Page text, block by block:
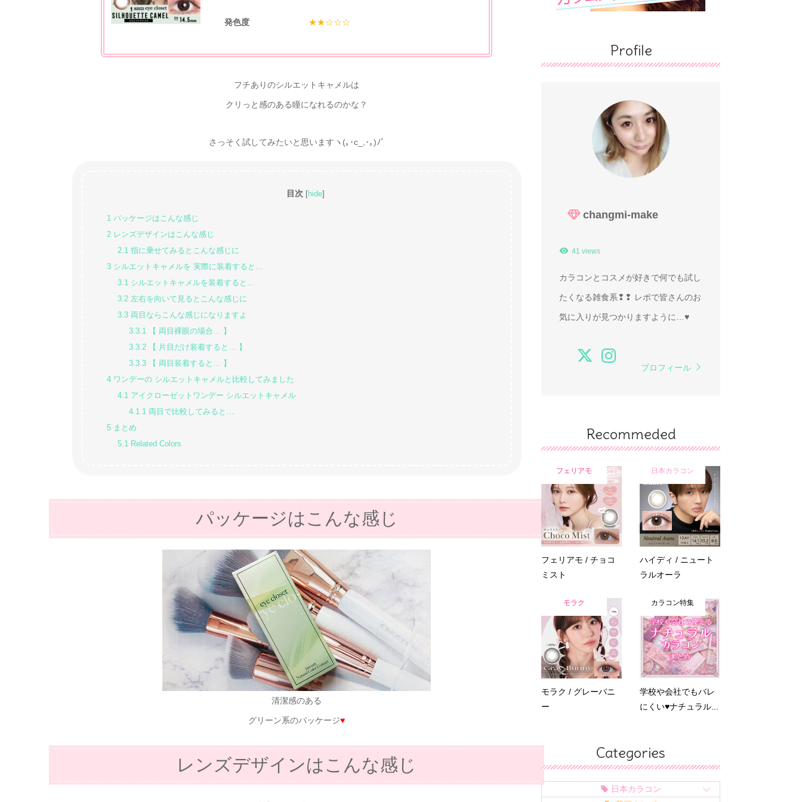
発色度 ★★☆☆☆
フチありのシルエットキャメルは
クリっと感のある瞳になれるのかな？
さっそく試してみたいと思いますヽ(｡･c_,･｡)ﾉﾞ
目次 [hide]
1パッケージはこんな感じ
2レンズデザインはこんな感じ
2.1 指に乗せてみるとこんな感じに
3シルエットキャメルを 実際に装着すると…
3.1 シルエットキャメルを装着すると…
3.2 左右を向いて見るとこんな感じに
3.3 両目ならこんな感じになりますよ
3.3.1 【 両目裸眼の場合… 】
3.3.2 【 片目だけ装着すると… 】
3.3.3 【 両目装着すると… 】
4ワンデーの シルエットキャメルと比較してみました
4.1 アイクローゼットワンデー シルエットキャメル
4.1.1 両目で比較してみると…
5まとめ
5.1 Related Colors
パッケージはこんな感じ
清潔感のある
グリーン系のパッケージ♥
レンズデザインはこんな感じ
Profile
changmi-make
41 views
カラコンとコスメが好きで何でも試し
たくなる雑食系❢❢ レポで皆さんのお
気に入りが見つかりますように…♥
プロフィール
Recommeded
フェリアモ
フェリアモ / チョコ
ミスト
日本カラコン
ハイディ / ニュート
ラルオーラ
モラク
モラク / グレーバニ
ー
カラコン特集
学校や会社でもバレ
にくい♥ナチュラル...
Categories
日本カラコン